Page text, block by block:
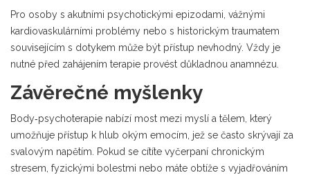
Pro osoby s akutními psychotickými epizodami, vážnými
kardiovaskulárními problémy nebo s historickým traumatem
souvisejícím s dotykem může být přístup nevhodný. Vždy je
nutné před zahájením terapie provést důkladnou anamnézu.
Závěrečné myšlenky
Body‑psychoterapie nabízí most mezi myslí a tělem, který
umožňuje přístup k hlub okým emocím, jež se často skrývají za
svalovým napětím. Pokud se cítíte vyčerpaní chronickým
stresem, fyzickými bolestmi nebo máte obtíže s vyjadřováním